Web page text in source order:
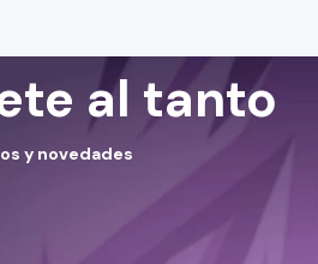
al tanto
y novedades